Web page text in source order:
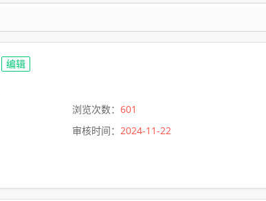
编辑
浏览次数： 601
审核时间： 2024-11-22